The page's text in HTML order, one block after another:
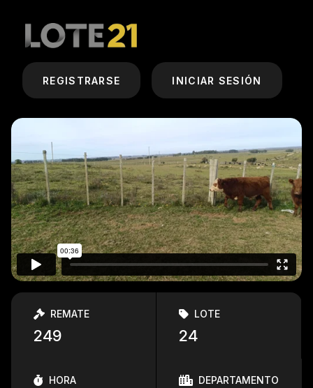
REGISTRARSE INICIAR SESIÓN
REMATE
249
LOTE
24
HORA DEPARTAMENTO